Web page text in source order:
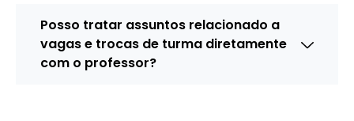
Posso tratar assuntos relacionado a
vagas e trocas de turma diretamente
com o professor?